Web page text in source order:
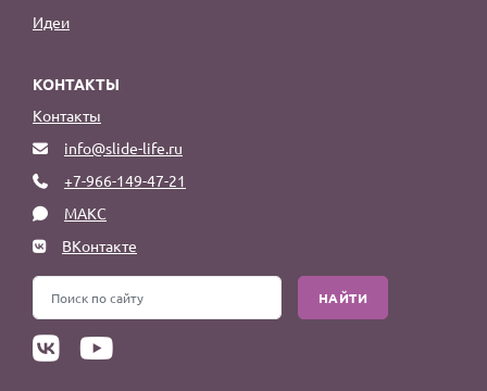
Идеи
КОНТАКТЫ
Контакты
info@slide-life.ru
+7-966-149-47-21
МАКС
ВКонтакте
НАЙТИ